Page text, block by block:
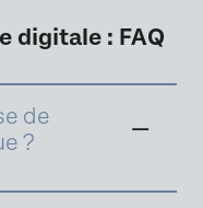
digitale : FAQ
de
?